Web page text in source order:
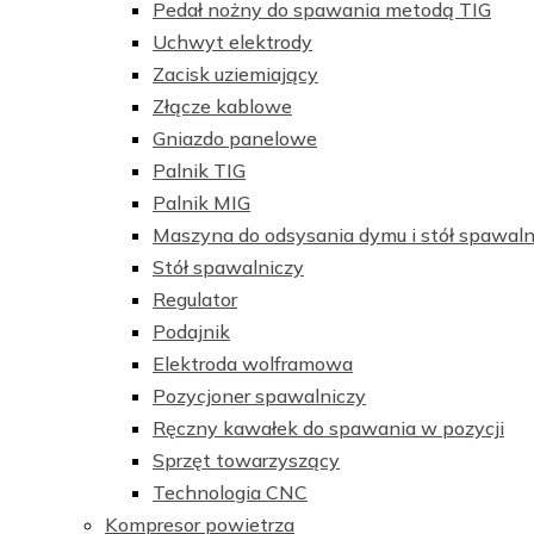
Pedał nożny do spawania metodą TIG
Uchwyt elektrody
Zacisk uziemiający
Złącze kablowe
Gniazdo panelowe
Palnik TIG
Palnik MIG
Maszyna do odsysania dymu i stół
Stół spawalniczy
Regulator
Podajnik
Elektroda wolframowa
Pozycjoner spawalniczy
Ręczny kawałek do spawania w pozycji
Sprzęt towarzyszący
Technologia CNC
Kompresor powietrza